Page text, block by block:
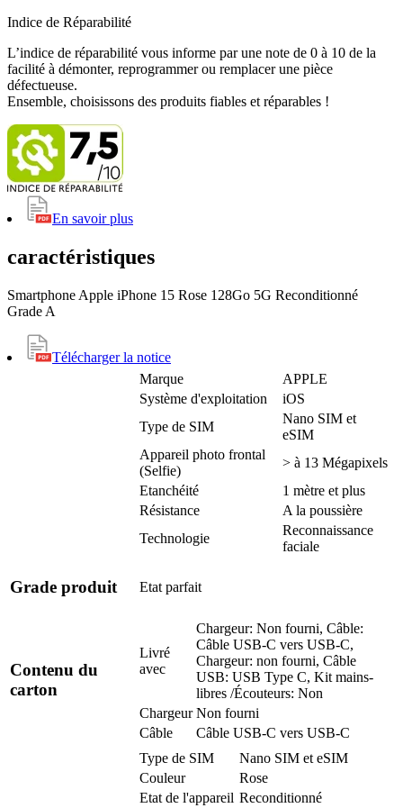
Indice de Réparabilité
L’indice de réparabilité vous informe par une note de 0 à 10 de la
facilité à démonter, reprogrammer ou remplacer une pièce
défectueuse.
Ensemble, choisissons des produits fiables et réparables !
En savoir plus
caractéristiques
Smartphone Apple iPhone 15 Rose 128Go 5G Reconditionné
Grade A
Télécharger la notice
Marque
APPLE
Système d'exploitation
iOS
Type de SIM
Nano SIM et
eSIM
Appareil photo frontal
(Selfie)
> à 13 Mégapixels
Etanchéité
1 mètre et plus
Résistance
A la poussière
Technologie
Reconnaissance
faciale
Grade produit Etat parfait
Contenu du
carton
Livré
avec
Chargeur: Non fourni, Câble:
Câble USB-C vers USB-C,
Chargeur: non fourni, Câble
USB: USB Type C, Kit mains-
libres /Écouteurs: Non
Chargeur Non fourni
Câble
Câble USB-C vers USB-C
Type de SIM
Nano SIM et eSIM
Couleur
Rose
Etat de l'appareil Reconditionné